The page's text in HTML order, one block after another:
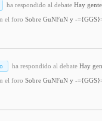
ha respondido al debate Hay
el foro Sobre GuNFuN y -
ha respondido al debate Hay
el foro Sobre GuNFuN y -